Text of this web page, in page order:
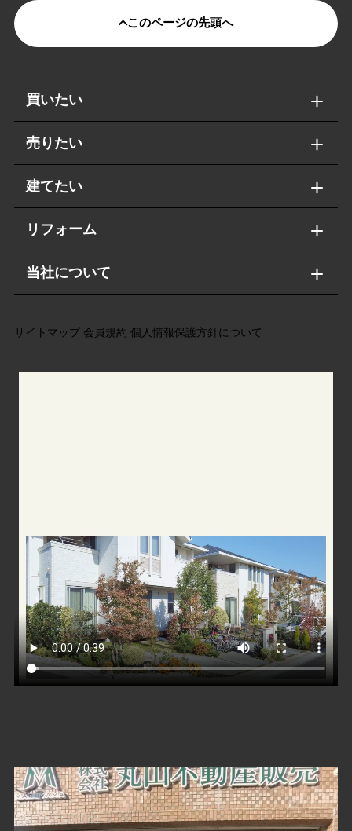
このページの先頭へ
買いたい
売りたい
建てたい
リフォーム
当社について
サイトマップ 会員規約 個人情報保護方針について